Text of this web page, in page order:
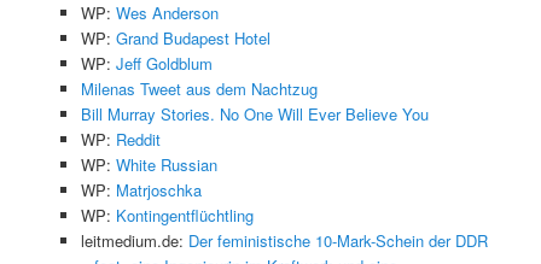
WP: Wes Anderson
WP: Grand Budapest Hotel
WP: Jeff Goldblum
Milenas Tweet aus dem Nachtzug
Bill Murray Stories. No One Will Ever Believe You
WP: Reddit
WP: White Russian
WP: Matrjoschka
WP: Kontingentflüchtling
leitmedium.de: Der feministische 10-Mark-Schein der DDR